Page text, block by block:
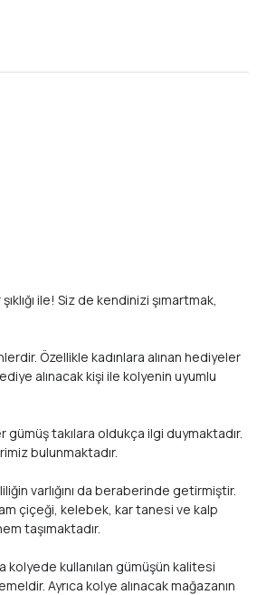
ile! Siz de kendinizi şımartmak,
Özellikle kadınlara alınan hediyeler
alınacak kişi ile kolyenin uyumlu
takılara oldukça ilgi duymaktadır.
bulunmaktadır.
varlığını da beraberinde getirmiştir.
çiçeği, kelebek, kar tanesi ve kalp
taşımaktadır.
kolyede kullanılan gümüşün kalitesi
Ayrıca kolye alınacak mağazanın